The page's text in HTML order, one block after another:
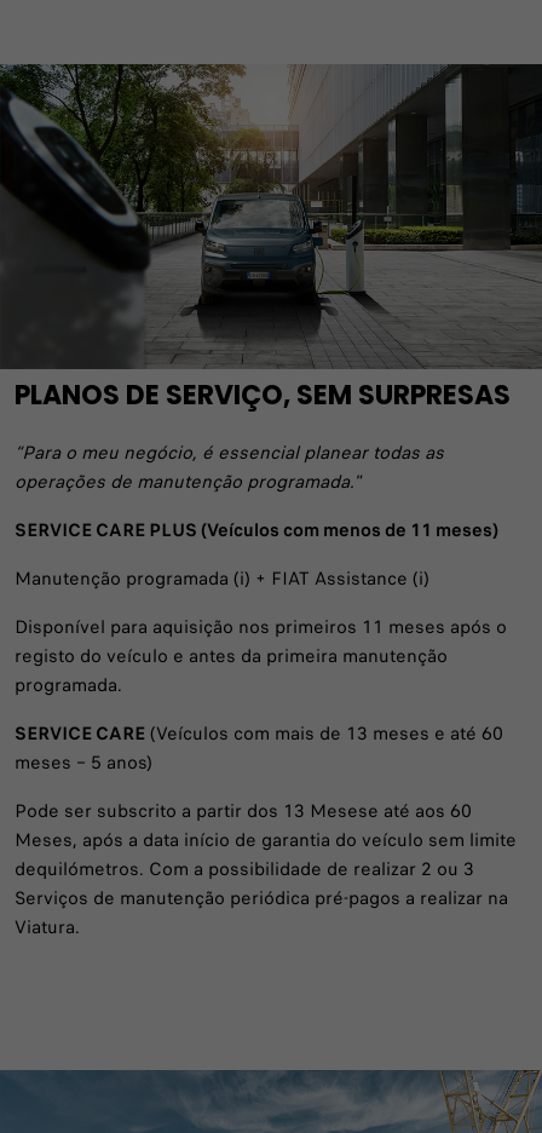
PLANOS DE SERVIÇO, SEM SURPRESAS
“Para o meu negócio, é essencial planear todas as
operações de manutenção programada."
SERVICE CARE PLUS (Veículos com menos de 11 meses)
Manutenção programada (i) + FIAT Assistance (i)
Disponível para aquisição nos primeiros 11 meses após o
registo do veículo e antes da primeira manutenção
programada.
SERVICE CARE(Veículos com mais de 13 meses e até 60
meses – 5 anos)
Pode ser subscrito a partir dos 13 Mesese até aos 60
Meses, após a data início de garantia do veículo sem limite
dequilómetros. Com a possibilidade de realizar 2 ou 3
Serviços de manutenção periódica pré-pagos a realizar na
Viatura.